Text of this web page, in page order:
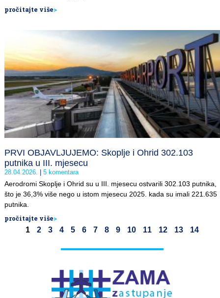
pročitajte više>
PRVI OBJAVLJUJEMO: Skoplje i Ohrid 302.103
putnika u III. mjesecu
28.04.2026. 5 komentara
Aerodromi Skoplje i Ohrid su u III. mjesecu ostvarili 302.103 putnika,
što je 36,3% više nego u istom mjesecu 2025. kada su imali 221.635
putnika.
pročitajte više>
1 2 3 4 5 6 7 8 9 10 11 12 13 14